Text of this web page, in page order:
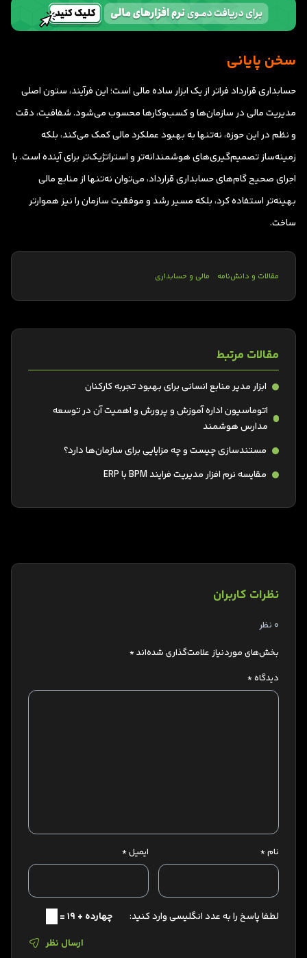
سخن پایانی
حسابداری قرارداد فراتر از یک ابزار ساده مالی است؛ این فرآیند، ستون اصلی
مدیریت مالی در سازمان‌ها و کسب‌وکارها محسوب می‌شود. شفافیت، دقت
و نظم در این حوزه، نه‌تنها به بهبود عملکرد مالی کمک می‌کند، بلکه
زمینه‌ساز تصمیم‌گیری‌های هوشمندانه‌تر و استراتژیک‌تر برای آینده است. با
اجرای صحیح گام‌های حسابداری قرارداد، می‌توان نه‌تنها از منابع مالی
بهینه‌تر استفاده کرد، بلکه مسیر رشد و موفقیت سازمان را نیز هموارتر
ساخت.
مقالات و دانش‌نامه مالی و حسابداری
مقالات مرتبط
ابزار مدیر منابع انسانی برای بهبود تجربه کارکنان
اتوماسیون اداره آموزش و پرورش و اهمیت آن در توسعه
مدارس هوشمند
مستندسازی چیست و چه مزایایی برای سازمان‌ها دارد؟
مقایسه نرم افزار مدیریت فرایند BPM با ERP
نظرات کاربران
0 نظر
بخش‌های موردنیاز علامت‌گذاری شده‌اند*
دیدگاه*
نام* ایمیل*
لطفا پاسخ را به عدد انگلیسی وارد کنید:
چهارده + 19 =
ارسال نظر